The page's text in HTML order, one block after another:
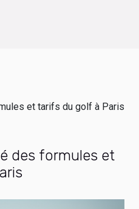
et tarifs du golf à Paris
des formules et